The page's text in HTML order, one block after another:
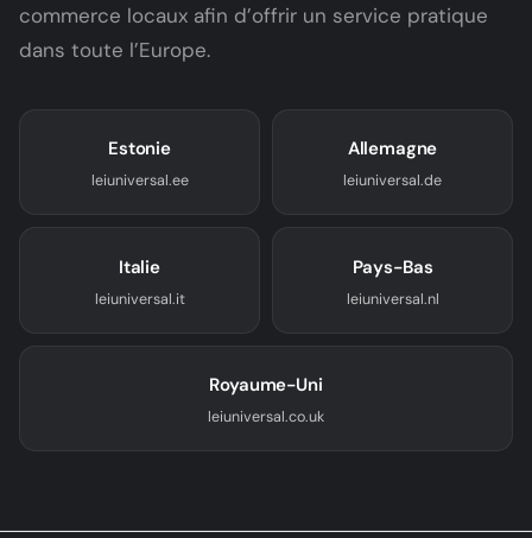
commerce locaux afin d’offrir un service pratique
dans toute l’Europe.
Estonie
leiuniversal.ee
Allemagne
leiuniversal.de
Italie
leiuniversal.it
Pays-Bas
leiuniversal.nl
Royaume-Uni
leiuniversal.co.uk